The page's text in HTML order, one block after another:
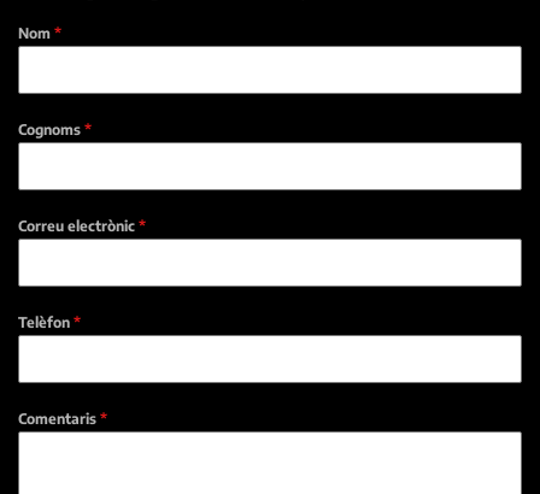
Nom *
Cognoms *
Correu electrònic *
Telèfon *
Comentaris *